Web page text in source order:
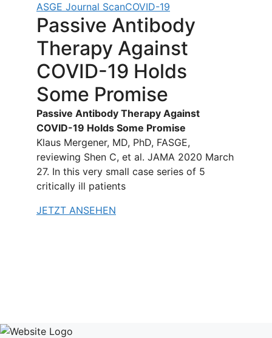
ASGE Journal ScanCOVID-19
Passive Antibody
Therapy Against
COVID-19 Holds
Some Promise
Passive Antibody Therapy Against
COVID-19 Holds Some Promise
Klaus Mergener, MD, PhD, FASGE,
reviewing Shen C, et al. JAMA 2020 March
27. In this very small case series of 5
critically ill patients
JETZT ANSEHEN